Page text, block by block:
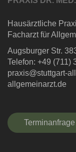
Hausärztliche
Facharzt für
Augsburger Str.
Telefon: +49 (711)
praxis@stuttgart-
allgemeinarzt.de
Terminanfrage